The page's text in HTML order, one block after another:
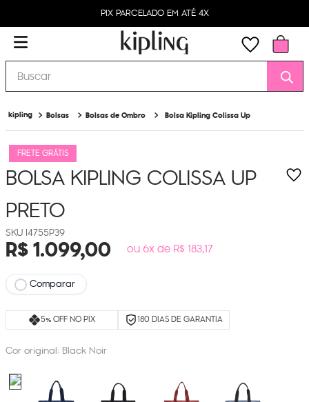
PIX PARCELADO EM ATÉ 4X
Buscar
Bolsas Bolsas de Ombro Bolsa Kipling Colissa Up
FRETE GRÁTIS
BOLSA KIPLING COLISSA UP
PRETO
I4755P39
R$1.099,00 ou 6x de R$ 183,17
Comparar
5% OFF NO PIX 180 DIAS DE GARANTIA
Cor original: Black Noir